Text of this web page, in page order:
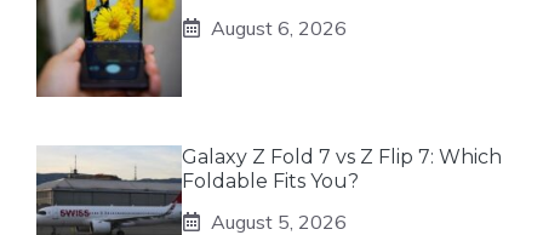
August 6, 2026
Galaxy Z Fold 7 vs Z Flip 7: Which
Foldable Fits You?
August 5, 2026